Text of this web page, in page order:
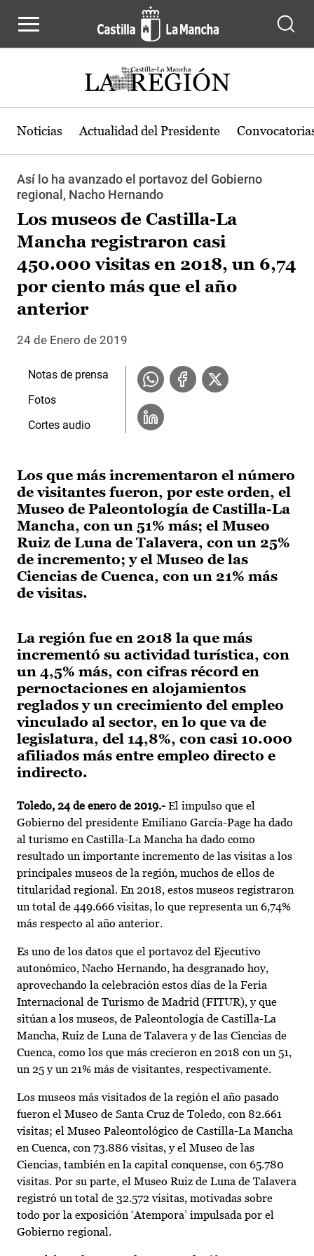
Noticias Actualidad del Presidente
Así lo ha avanzado el portavoz del Gobierno
regional, Nacho Hernando
Los museos de Castilla-La
Mancha registraron casi
450.000 visitas en 2018, un 6,74
por ciento más que el año
anterior
24 de Enero de 2019
Los que más incrementaron el número
de visitantes fueron, por este orden, el
Museo de Paleontología de Castilla-La
Mancha, con un 51% más; el Museo
Ruiz de Luna de Talavera, con un 25%
de incremento; y el Museo de las
Ciencias de Cuenca, con un 21% más
de visitas.
La región fue en 2018 la que más
incrementó su actividad turística, con
un 4,5% más, con cifras récord en
pernoctaciones en alojamientos
reglados y un crecimiento del empleo
vinculado al sector, en lo que va de
legislatura, del 14,8%, con casi 10.000
afiliados más entre empleo directo e
indirecto.
Toledo, 24 de enero de 2019.- El impulso que el
Gobierno del presidente Emiliano García-Page ha dado
al turismo en Castilla-La Mancha ha dado como
resultado un importante incremento de las visitas a los
principales museos de la región, muchos de ellos de
titularidad regional. En 2018, estos museos registraron
un total de 449.666 visitas, lo que representa un 6,74%
más respecto al año anterior.
Es uno de los datos que el portavoz del Ejecutivo
autonómico, Nacho Hernando, ha desgranado hoy,
aprovechando la celebración estos días de la Feria
Internacional de Turismo de Madrid (FITUR), y que
sitúan a los museos, de Paleontología de Castilla-La
Mancha, Ruiz de Luna de Talavera y de las Ciencias de
Cuenca, como los que más crecieron en 2018 con un 51,
un 25 y un 21% más de visitantes, respectivamente.
Los museos más visitados de la región el año pasado
fueron el Museo de Santa Cruz de Toledo, con 82.661
visitas; el Museo Paleontológico de Castilla-La Mancha
en Cuenca, con 73.886 visitas, y el Museo de las
Ciencias, también en la capital conquense, con 65.780
visitas. Por su parte, el Museo Ruiz de Luna de Talavera
registró un total de 32.572 visitas, motivadas sobre
todo por la exposición ‘Atempora’ impulsada por el
Gobierno regional.
Notas de prensa
Fotos
Cortes audio